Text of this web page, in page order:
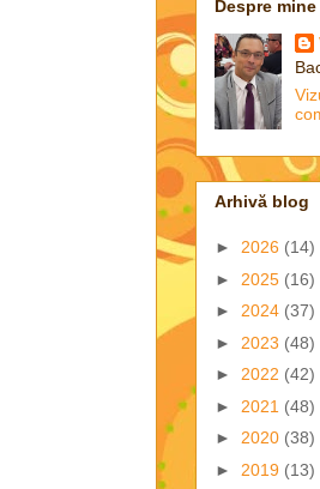
Despre mine
Arhivă blog
► 2026 (14)
► 2025 (16)
► 2024 (37)
► 2023 (48)
► 2022 (42)
► 2021 (48)
► 2020 (38)
► 2019 (13)